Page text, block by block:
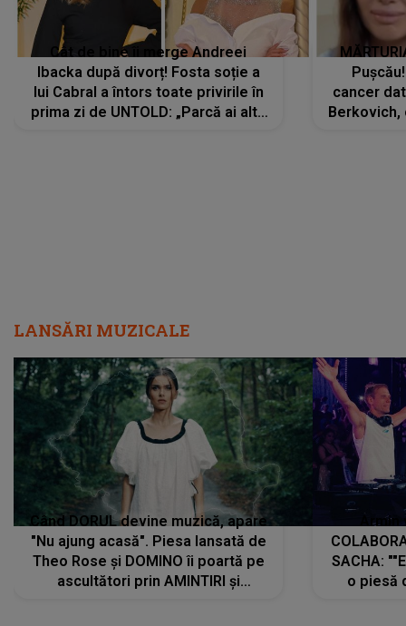
Cât de bine îi merge Andreei
Ibacka după divorț! Fosta soție a
lui Cabral a întors toate privirile în
prima zi de UNTOLD: „Parcă ai altă
cancer
Berkovich,
LANSĂRI MUZICALE
Când DORUL devine muzică, apare
"Nu ajung acasă". Piesa lansată de
Theo Rose și DOMINO îi poartă pe
ascultători prin AMINTIRI și
SACHA:
o piesă